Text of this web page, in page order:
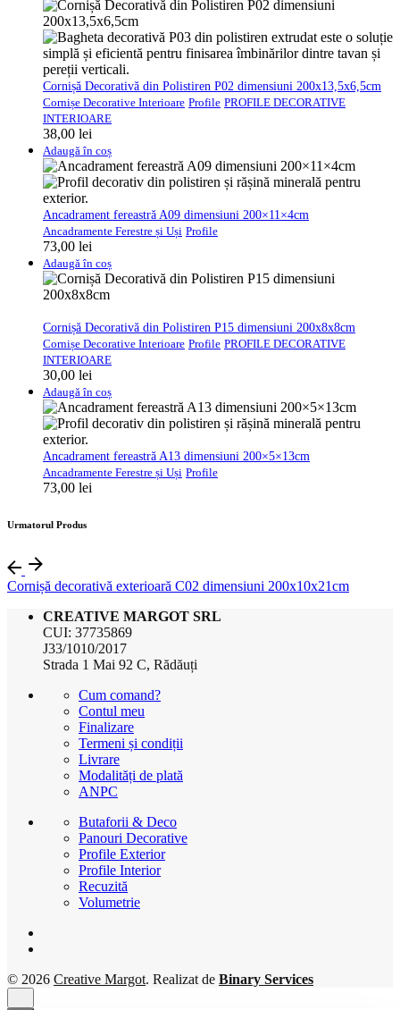
Cornișă Decorativă din Polistiren P02 dimensiuni 200x13,5x6,5cm
Cornișe Decorative Interioare Profile PROFILE DECORATIVE
INTERIOARE
38,00 lei
Adaugă în coș
Ancadrament fereastră A09 dimensiuni 200×11×4cm
Ancadramente Ferestre și Uși Profile
73,00 lei
Adaugă în coș
Cornișă Decorativă din Polistiren P15 dimensiuni 200x8x8cm
Cornișe Decorative Interioare Profile PROFILE DECORATIVE
INTERIOARE
30,00 lei
Adaugă în coș
Ancadrament fereastră A13 dimensiuni 200×5×13cm
Ancadramente Ferestre și Uși Profile
73,00 lei
Urmatorul Produs
Cornișă decorativă exterioară C02 dimensiuni 200x10x21cm
CREATIVE MARGOT SRL
CUI: 37735869
J33/1010/2017
Strada 1 Mai 92 C, Rădăuți
Cum comand?
Contul meu
Finalizare
Termeni și condiții
Livrare
Modalități de plată
ANPC
Butaforii & Deco
Panouri Decorative
Profile Exterior
Profile Interior
Recuzită
Volumetrie
© 2026 Creative Margot. Realizat de Binary Services